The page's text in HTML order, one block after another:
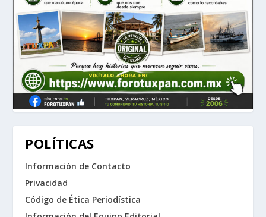
POLÍTICAS
Información de Contacto
Privacidad
Código de Ética Periodística